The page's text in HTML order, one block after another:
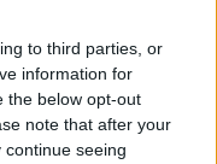
to third parties, or
information for
the below opt-out
note that after your
seeing